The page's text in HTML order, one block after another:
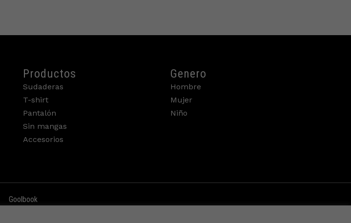
Productos
Sudaderas
T-shirt
Pantalón
Sin mangas
Accesorios
Genero
Hombre
Mujer
Niño
Goolbook